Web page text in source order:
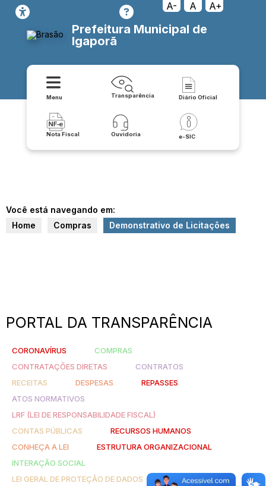
A- A A+
Prefeitura Municipal de
Igaporã
Menu Transparência Diário Oficial
Nota Fiscal Ouvidoria e-SIC
Você está navegando em:
Home
Compras Demonstrativo de Licitações
PORTAL DA TRANSPARÊNCIA
CORONAVÍRUS
COMPRAS
CONTRATAÇÕES DIRETAS
CONTRATOS
RECEITAS
DESPESAS
REPASSES
ATOS NORMATIVOS
LRF (LEI DE RESPONSABILIDADE FISCAL)
CONTAS PÚBLICAS
RECURSOS HUMANOS
CONHEÇA A LEI
ESTRUTURA ORGANIZACIONAL
INTERAÇÃO SOCIAL
LEI GERAL DE PROTEÇÃO DE DADOS
SAÚDE